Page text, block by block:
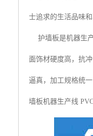
士追求的生活品味
护墙板是机器生产
面饰材硬度高，抗
逼真，加工规格统
墙板机器生产线